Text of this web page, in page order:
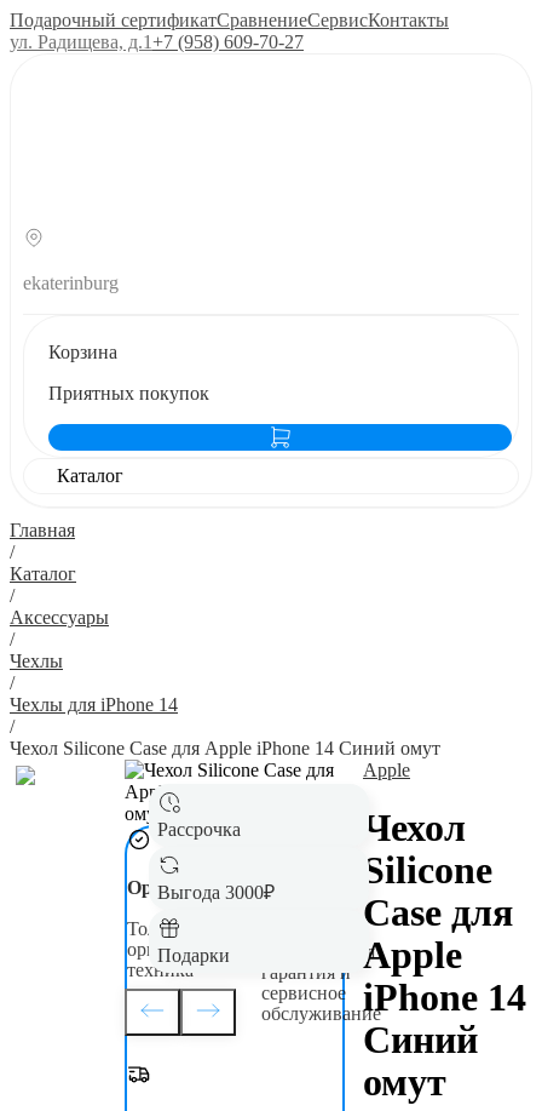
Подарочный сертификатСравнениеСервисКонтакты
ул. Радищева, д.1+7 (958) 609‑70‑27
ekaterinburg
Корзина
Приятных покупок
Каталог
Главная
/
Каталог
/
Аксессуары
/
Чехлы
/
Чехлы для iPhone 14
/
Чехол Silicone Case для Apple iPhone 14 Синий омут
Рассрочка
Выгода 3000₽
Подарки
Оригинал
Только новая,
оригинальная
техника
Гарантия до
Официальная
гарантия и
сервисное
обслуживание
Apple
Чехол
Silicone
Case для
Apple
iPhone 14
Синий
омут